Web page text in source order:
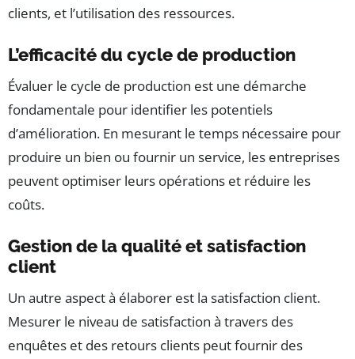
clients, et l’utilisation des ressources.
L’efficacité du cycle de production
Évaluer le cycle de production est une démarche
fondamentale pour identifier les potentiels
d’amélioration. En mesurant le temps nécessaire pour
produire un bien ou fournir un service, les entreprises
peuvent optimiser leurs opérations et réduire les
coûts.
Gestion de la qualité et satisfaction
client
Un autre aspect à élaborer est la satisfaction client.
Mesurer le niveau de satisfaction à travers des
enquêtes et des retours clients peut fournir des